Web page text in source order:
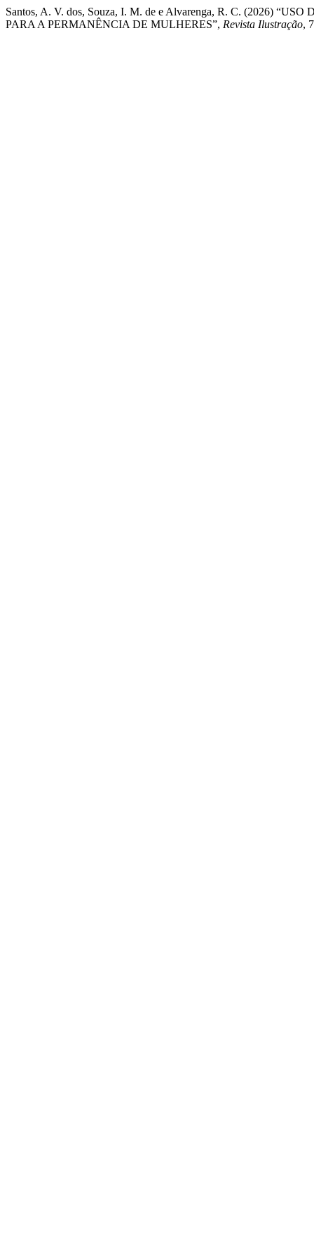
Santos, A. V. dos, Souza, I. M. de e Alvarenga, R. C. (2026)
PARA A PERMANÊNCIA DE MULHERES”, Revista Ilustração,